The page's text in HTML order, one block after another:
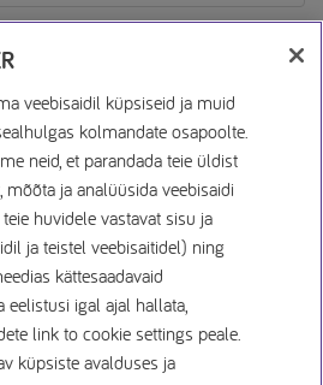
veebisaidil küpsiseid ja muid
kolmandate osapoolte.
neid, et parandada teie üldist
ja analüüsida veebisaidi
huvidele vastavat sisu ja
ja teistel veebisaitidel) ning
kättesaadavaid
igal ajal hallata,
link to cookie settings peale.
küpsiste avalduses ja